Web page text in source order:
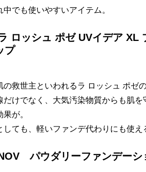
中でも使いやすいアイテム。
ロッシュ ポゼ UVイデア XL
プ
の救世主といわれるラ ロッシュ ポゼの
だけでなく、大気汚染物質からも肌
果が。
しても、軽いファンデ代わりにも使え
パウダリーファンデーシ